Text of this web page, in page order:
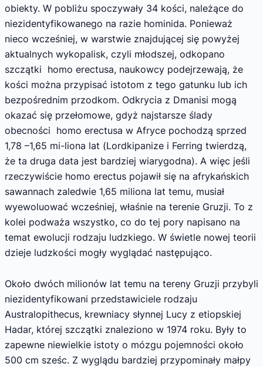
obiekty. W pobliżu spoczywały 34 kości, należące do
niezidentyfikowanego na razie hominida. Ponieważ
nieco wcześniej, w warstwie znajdującej się powyżej
aktualnych wykopalisk, czyli młodszej, odkopano
szczątki homo erectusa, naukowcy podejrzewają, że
kości można przypisać istotom z tego gatunku lub ich
bezpośrednim przodkom. Odkrycia z Dmanisi mogą
okazać się przełomowe, gdyż najstarsze ślady
obecności homo erectusa w Afryce pochodzą sprzed
1,78 –1,65 mi-liona lat (Lordkipanize i Ferring twierdzą,
że ta druga data jest bardziej wiarygodna). A więc jeśli
rzeczywiście homo erectus pojawił się na afrykańskich
sawannach zaledwie 1,65 miliona lat temu, musiał
wyewoluować wcześniej, właśnie na terenie Gruzji. To z
kolei podważa wszystko, co do tej pory napisano na
temat ewolucji rodzaju ludzkiego. W świetle nowej teorii
dzieje ludzkości mogły wyglądać następująco.
Około dwóch milionów lat temu na tereny Gruzji przybyli
niezidentyfikowani przedstawiciele rodzaju
Australopithecus, krewniacy słynnej Lucy z etiopskiej
Hadar, której szczątki znaleziono w 1974 roku. Były to
zapewne niewielkie istoty o mózgu pojemności około
500 cm sześc. Z wyglądu bardziej przypominały małpy